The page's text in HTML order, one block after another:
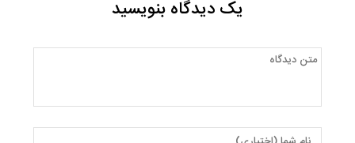
یک دیدگاه بنویسید